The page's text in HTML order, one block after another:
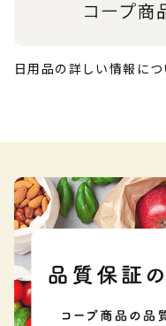
日用品の詳しい情報につ